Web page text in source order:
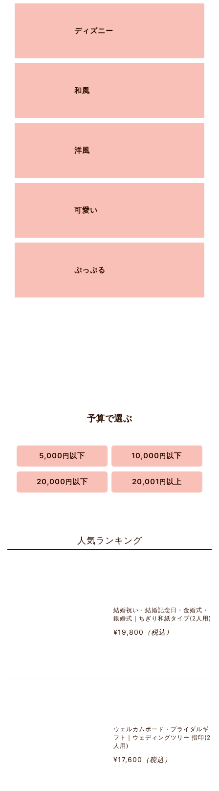
ディズニー
和風
洋風
可愛い
ぷっぷる
予算で選ぶ
5,000 円 以下 10,000 円 以下
20,000 円 以下 20,001 円 以上
人気ランキング
結婚祝い・結婚記念日・金婚式・
銀婚式｜ちぎり和紙タイプ(2人用)
¥19,800 （税込）
ウェルカムボード・ブライダルギ
フト｜ウェディングツリー 指印(2
人用)
¥17,600 （税込）